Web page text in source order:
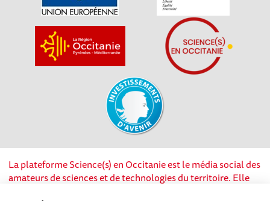
La plateforme Science(s) en Occitanie est le média social des
amateurs de sciences et de technologies du territoire. Elle